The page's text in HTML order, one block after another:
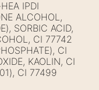
IPDI
ALCOHOL,
SORBIC ACID,
CI 77742
CI
KAOLIN, CI
CI 77499